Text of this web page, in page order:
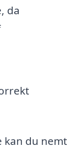
da
kan du nemt